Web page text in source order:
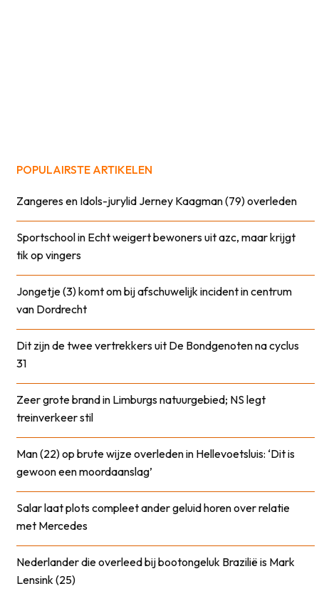
POPULAIRSTE ARTIKELEN
Zangeres en Idols-jurylid Jerney Kaagman (79) overleden
Sportschool in Echt weigert bewoners uit azc, maar krijgt
tik op vingers
Jongetje (3) komt om bij afschuwelijk incident in centrum
van Dordrecht
Dit zijn de twee vertrekkers uit De Bondgenoten na cyclus
31
Zeer grote brand in Limburgs natuurgebied; NS legt
treinverkeer stil
Man (22) op brute wijze overleden in Hellevoetsluis: ‘Dit is
gewoon een moordaanslag’
Salar laat plots compleet ander geluid horen over relatie
met Mercedes
Nederlander die overleed bij bootongeluk Brazilië is Mark
Lensink (25)